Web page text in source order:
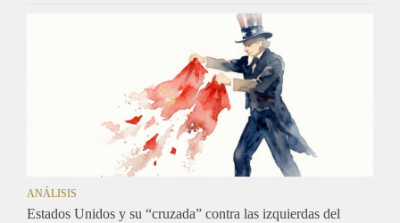
ANÁLISIS
Estados Unidos y su “cruzada” contra las izquierdas del